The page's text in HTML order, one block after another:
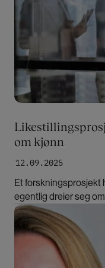
12.09.2025
om kjønn
Et forskningsprosjekt
egentlig dreier seg
arbeidsplassen ikke
Bilde